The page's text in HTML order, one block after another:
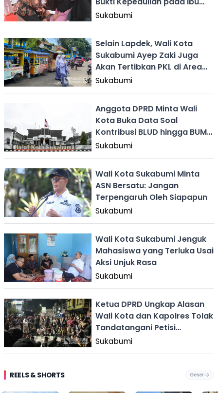
dan Lansia
Sukabumi
Selain Lapdek, Wali Kota
Sukabumi Ayep Zaki Juga
Akan Tertibkan PKL di Area
Sekolah
Sukabumi
Anggota DPRD Minta Wali
Kota Buka Data Soal
Kontribusi BLUD hingga BUMD
untuk PAD Sukabumi
Sukabumi
Wali Kota Sukabumi Minta
ASN Bersatu: Jangan
Terpengaruh Oleh Siapapun
Sukabumi
Wali Kota Sukabumi Jenguk
Mahasiswa yang Terluka Usai
Aksi Unjuk Rasa
Sukabumi
Ketua DPRD Ungkap Alasan
Wali Kota dan Kapolres Tolak
Tandatangani Petisi
Sukabumi Melawan
Sukabumi
REELS & SHORTS Geser